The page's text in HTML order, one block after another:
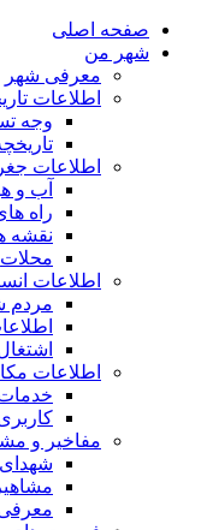
صفحه اصلی
شهر من
معرفی شهر
اطلاعات
وجه
اطلاعات
آب و هوا
راه های
نقشه ها
محلات
اطلاعات
مردم
اشتغال
اطلاعات
خدمات
کاربری
مفاخیر و
شهدای
مشاهیر
معرفی